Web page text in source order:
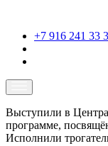
+7 916 241 33
Выступили в
программе,
Исполнили